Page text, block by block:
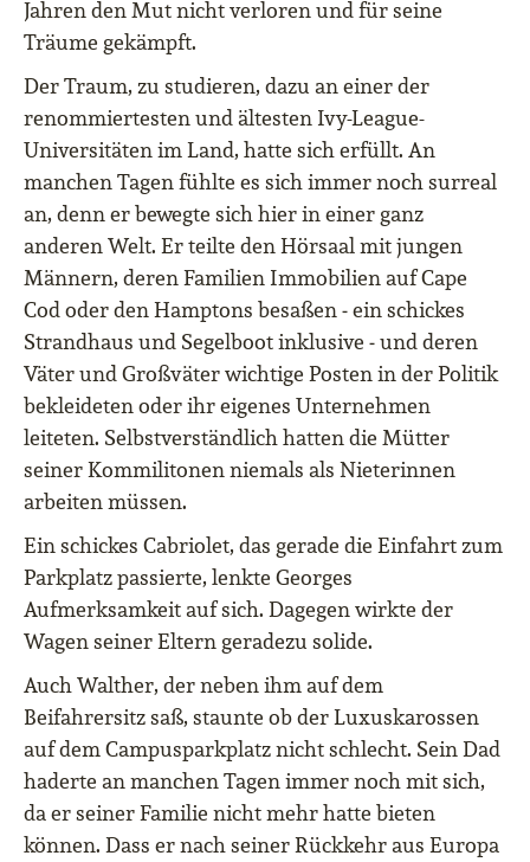
Jahren den Mut nicht verloren und für seine
Träume gekämpft.
Der Traum, zu studieren, dazu an einer der
renommiertesten und ältesten Ivy-League-
Universitäten im Land, hatte sich erfüllt. An
manchen Tagen fühlte es sich immer noch surreal
an, denn er bewegte sich hier in einer ganz
anderen Welt. Er teilte den Hörsaal mit jungen
Männern, deren Familien Immobilien auf Cape
Cod oder den Hamptons besaßen ‒ ein schickes
Strandhaus und Segelboot inklusive ‒ und deren
Väter und Großväter wichtige Posten in der Politik
bekleideten oder ihr eigenes Unternehmen
leiteten. Selbstverständlich hatten die Mütter
seiner Kommilitonen niemals als Nieterinnen
arbeiten müssen.
Ein schickes Cabriolet, das gerade die Einfahrt zum
Parkplatz passierte, lenkte Georges
Aufmerksamkeit auf sich. Dagegen wirkte der
Wagen seiner Eltern geradezu solide.
Auch Walther, der neben ihm auf dem
Beifahrersitz saß, staunte ob der Luxuskarossen
auf dem Campusparkplatz nicht schlecht. Sein Dad
haderte an manchen Tagen immer noch mit sich,
da er seiner Familie nicht mehr hatte bieten
können. Dass er nach seiner Rückkehr aus Europa